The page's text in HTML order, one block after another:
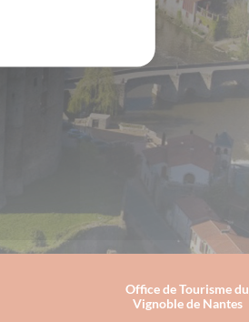
Office de Tourisme du
Vignoble de Nantes